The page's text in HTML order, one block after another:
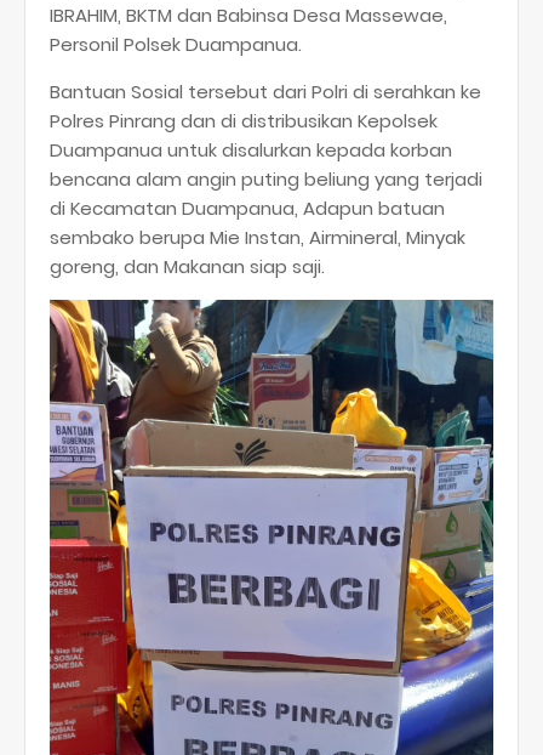
IBRAHIM, BKTM dan Babinsa Desa Massewae,
Personil Polsek Duampanua.
Bantuan Sosial tersebut dari Polri di serahkan ke
Polres Pinrang dan di distribusikan Kepolsek
Duampanua untuk disalurkan kepada korban
bencana alam angin puting beliung yang terjadi
di Kecamatan Duampanua, Adapun batuan
sembako berupa Mie Instan, Airmineral, Minyak
goreng, dan Makanan siap saji.